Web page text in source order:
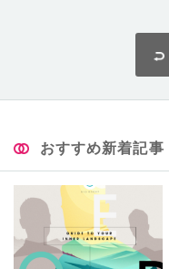
おすすめ新着記事